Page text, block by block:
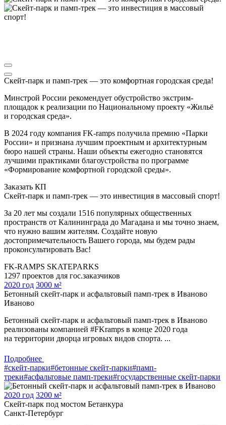
Скейт‑парк и памп‑трек — это комфортная городская среда!
Минстрой России рекомендует обустройство экстрим-
площадок к реализации по Национальному проекту «Жильё
и городская среда».
В 2024 году компания FK-ramps получила премию «Парки
России» и признана лучшим проектным и архитектурным
бюро нашей страны. Наши объекты ежегодно становятся
лучшими практиками благоустройства по программе
«Формирование комфортной городской среды».
Заказать КП
Скейт-парк и памп-трек — это инвестиция в массовый спорт!
За 20 лет мы создали 1516 популярных общественных
пространств от Калининграда до Магадана и мы точно знаем,
что нужно вашим жителям. Создайте новую
достопримечательность Вашего города, мы будем рады
проконсультировать Вас!
FK-RAMPS SKATEPARKS
1297 проектов для гос.заказчиков
2020 год 3000 м²
Бетонный скейт-парк и асфальтовый памп-трек в Иваново
Иваново
Бетонный скейт-парк и асфальтовый памп-трек в Иваново
реализованы компанией #FKramps в конце 2020 года
на территории дворца игровых видов спорта. ...
Подробнее
#скейт-парки#бетонные скейт-парки#памп-
треки#асфальтовые памп-треки#государственные скейт-парки
2020 год 3200 м²
Скейт-парк под мостом Бетанкура
Санкт-Петербург